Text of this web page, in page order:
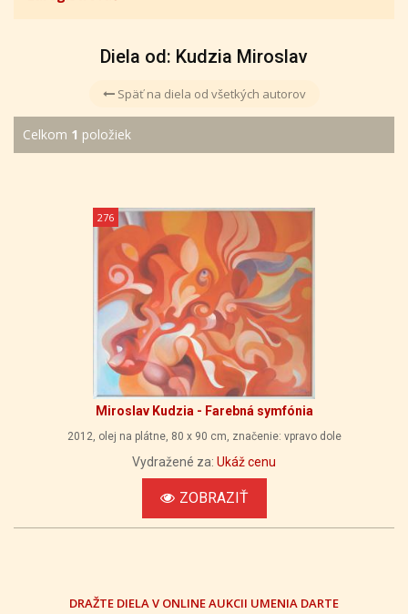
Diela od: Kudzia Miroslav
Späť na diela od všetkých autorov
Celkom 1 položiek
276
Miroslav Kudzia - Farebná symfónia
2012, olej na plátne, 80 x 90 cm, značenie: vpravo dole
Vydražené za: Ukáž cenu
ZOBRAZIŤ
DRAŽTE DIELA V ONLINE AUKCII UMENIA DARTE